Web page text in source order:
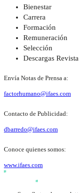
Bienestar
Carrera
Formación
Remuneración
Selección
Descargas Revista
Envía Notas de Prensa a:
factorhumano@ifaes.com
Contacto de Publicidad:
dbarredo@ifaes.com
Conoce quienes somos:
www.ifaes.com